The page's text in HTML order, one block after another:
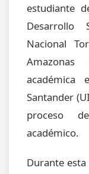
estudiante
Desarrollo
Nacional
académica
Santander
proceso
académico.
Durante